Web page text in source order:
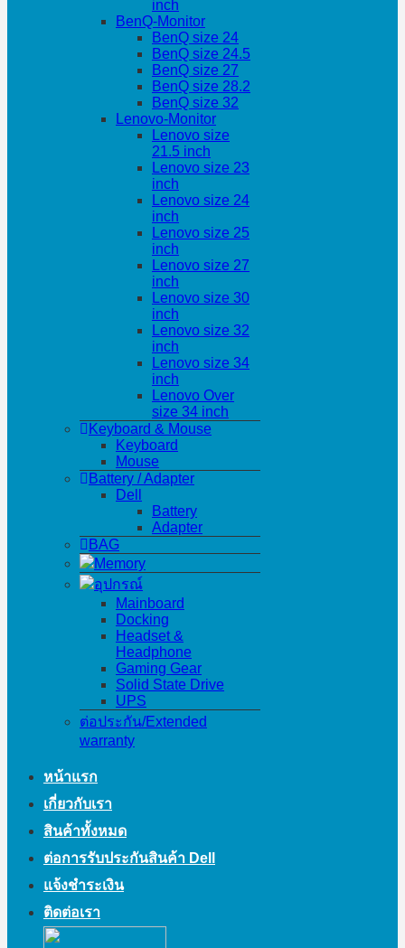
inch
BenQ-Monitor
BenQ size 24
BenQ size 24.5
BenQ size 27
BenQ size 28.2
BenQ size 32
Lenovo-Monitor
Lenovo size
21.5 inch
Lenovo size 23
inch
Lenovo size 24
inch
Lenovo size 25
inch
Lenovo size 27
inch
Lenovo size 30
inch
Lenovo size 32
inch
Lenovo size 34
inch
Lenovo Over
size 34 inch
Keyboard & Mouse
Keyboard
Mouse
Battery / Adapter
Dell
Battery
Adapter
BAG
Memory
อุปกรณ์
Mainboard
Docking
Headset &
Headphone
Gaming Gear
Solid State Drive
UPS
ต่อประกัน/Extended
warranty
หน้าแรก
เกี่ยวกับเรา
สินค้าทั้งหมด
ต่อการรับประกันสินค้า Dell
แจ้งชำระเงิน
ติดต่อเรา